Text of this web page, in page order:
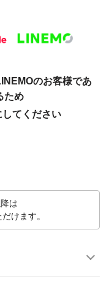
のお客様であ
ため
してください
は
けます。